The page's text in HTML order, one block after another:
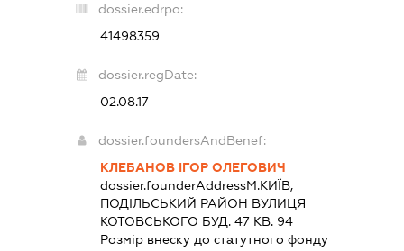
dossier.edrpo:
41498359
dossier.regDate:
02.08.17
dossier.foundersAndBenef:
КЛЕБАНОВ ІГОР ОЛЕГОВИЧ
dossier.founderAddressМ.КИЇВ,
ПОДІЛЬСЬКИЙ РАЙОН ВУЛИЦЯ
КОТОВСЬКОГО БУД. 47 КВ. 94
Розмір внеску до статутного фонду